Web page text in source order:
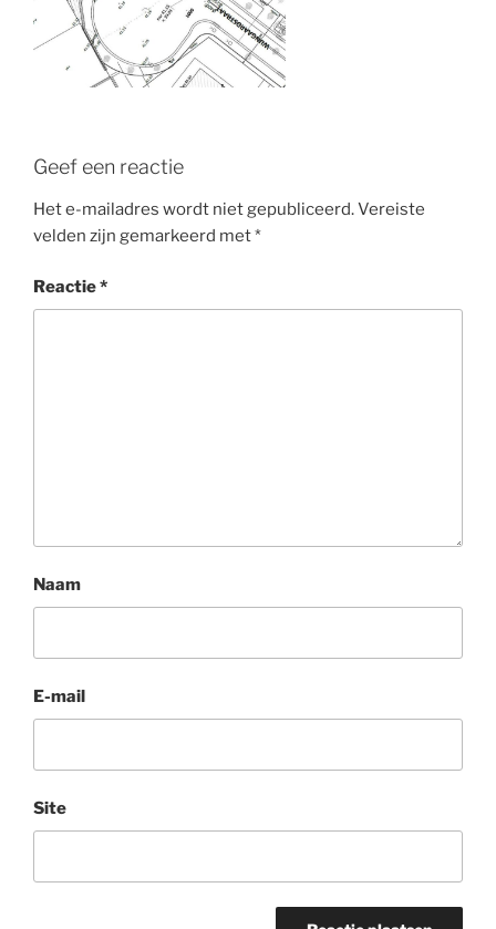
Geef een reactie
Het e-mailadres wordt niet gepubliceerd.Vereiste
velden zijn gemarkeerd met*
Reactie*
Naam
E-mail
Site